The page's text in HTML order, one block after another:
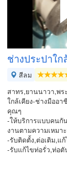
ช่างประปาใ
สีลม
สาทร,ยานนาวา,พร
ใกล้เคียง-ช่างมืออ
คุณๆ
-ให้บริการแบบคนกั
งานตามความเหมา
-รับติดตั้ง,ต่อเติม,แ
-รับแก้ไขท่อรั่ว,ท่อ